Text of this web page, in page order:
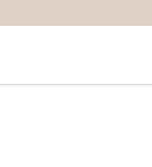
Um die richtige
• Miss ganz
• Denke daran,
• Für einen
• Wenn du